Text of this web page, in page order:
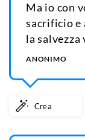
Ma io con
sacrificio e
la salvezza
ANONIMO
Crea